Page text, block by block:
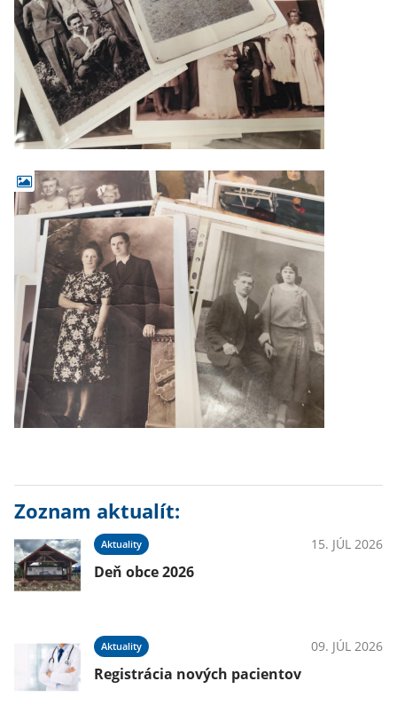
Zoznam aktualít:
Aktuality 15. JÚL 2026
Deň obce 2026
Aktuality 09. JÚL 2026
Registrácia nových pacientov